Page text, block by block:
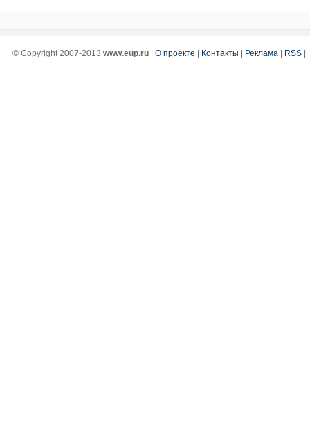
© Copyright 2007-2013 www.eup.ru| О проекте Контакты Реклама| RSS|